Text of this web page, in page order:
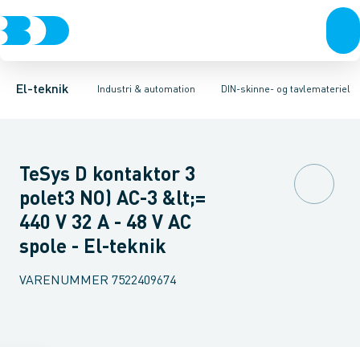
El-teknik Industri & automation
Afbrydere, stikkontakter & lampeudtagForgreningsmateriel
DIN-skinne- og tavlemateriel
Industristiksystemer Frekvensomformere og softstartere
Reaktor for lavspændingKontaktor for ACTidsforsinket
TeSys D kontaktor 3
polet3 NO) AC-3 &lt;=
440 V 32 A - 48 V AC
spole - El-teknik
VARENUMMER 7522409674